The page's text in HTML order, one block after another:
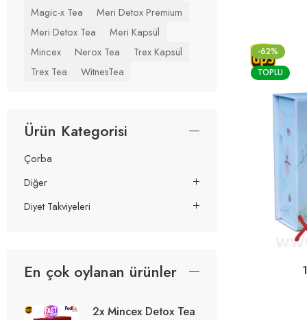
-62%
TOPLU
Magic-x Tea
Meri Detox Premium
Meri Detox Tea
Meri Kapsül
Mincex
Nerox Tea
Trex Kapsül
Trex Tea
WitnesTea
Ürün Kategorisi
Çorba
Diğer
Diyet Takviyeleri
En çok oylanan ürünler
2x Mincex Detox Tea